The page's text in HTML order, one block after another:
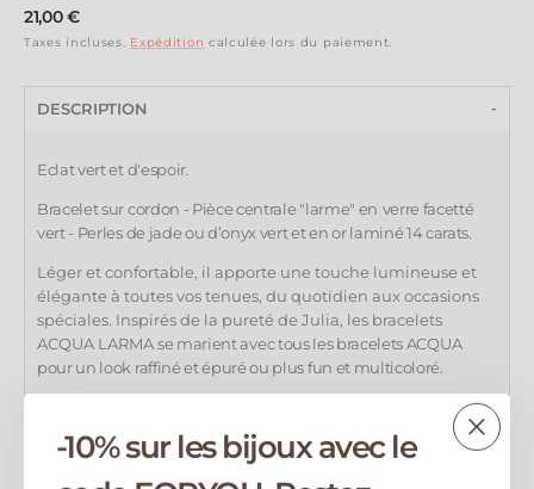
-10% sur les bijoux avec le
Prix
régulier
21,00 €
Taxes incluses. Expédition calculée lors du paiement.
DESCRIPTION
Eclat vert et d'espoir.
Bracelet sur cordon - Pièce centrale "larme" en verre facetté
vert- Perles de jade ou d’onyx vertet en or laminé 14 carats.
Léger et confortable, il apporte une touche lumineuse et
élégante à toutes vos tenues, du quotidien aux occasions
spéciales. Inspirés de la pureté de Julia, les bracelets
ACQUA LARMAse marient avec tous les bracelets ACQUA
pour un look raffiné et épuré ou plus fun et multicoloré.
Ecrivez-moi si vous souhaitez une pierre différente.Pour
découvrir les pierres, cliquez ici.